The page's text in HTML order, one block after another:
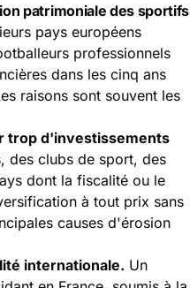
patrimoniale des sportifs
pays européens
professionnels
dans les cinq ans
raisons sont souvent les
trop d'investissements
des clubs de sport, des
dont la fiscalité ou le
à tout prix sans
causes d'érosion
internationale. Un